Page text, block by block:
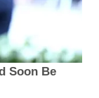
Soon Be